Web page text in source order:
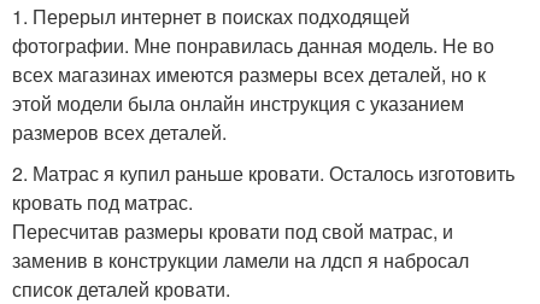
1. Перерыл интернет в поисках подходящей
фотографии. Мне понравилась данная модель. Не во
всех магазинах имеются размеры всех деталей, но к
этой модели была онлайн инструкция с указанием
размеров всех деталей.
2. Матрас я купил раньше кровати. Осталось изготовить
кровать под матрас.
Пересчитав размеры кровати под свой матрас, и
заменив в конструкции ламели на лдсп я набросал
список деталей кровати.